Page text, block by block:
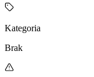
Kategoria
Brak